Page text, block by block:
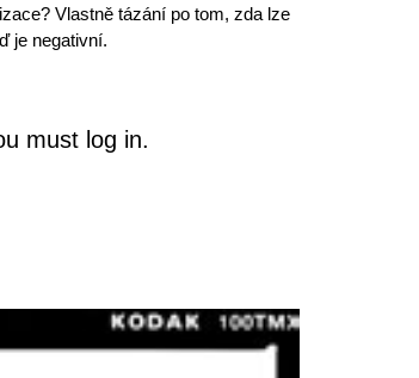
Vlastně tázání po tom, zda lze
je negativní.
must log in.